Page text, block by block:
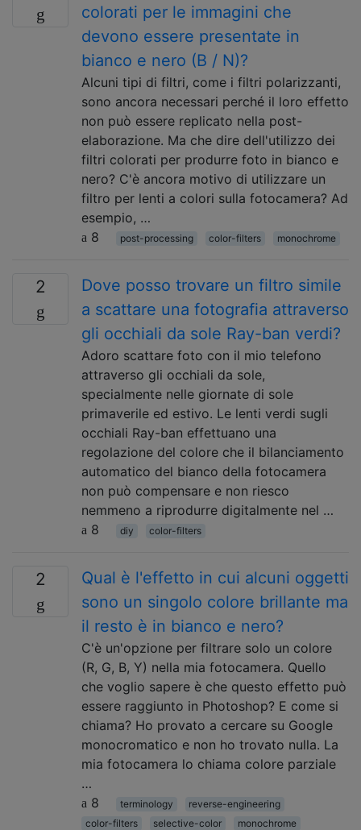
colorati per le immagini che
devono essere presentate in
bianco e nero (B / N)?
Alcuni tipi di filtri, come i filtri polarizzanti,
sono ancora necessari perché il loro effetto
non può essere replicato nella post-
elaborazione. Ma che dire dell'utilizzo dei
filtri colorati per produrre foto in bianco e
nero? C'è ancora motivo di utilizzare un
filtro per lenti a colori sulla fotocamera? Ad
esempio, …
8
post-processing color-filters monochrome
2
Dove posso trovare un filtro simile
a scattare una fotografia attraverso
gli occhiali da sole Ray-ban verdi?
Adoro scattare foto con il mio telefono
attraverso gli occhiali da sole,
specialmente nelle giornate di sole
primaverile ed estivo. Le lenti verdi sugli
occhiali Ray-ban effettuano una
regolazione del colore che il bilanciamento
automatico del bianco della fotocamera
non può compensare e non riesco
nemmeno a riprodurre digitalmente nel …
8
diy color-filters
2
Qual è l'effetto in cui alcuni oggetti
sono un singolo colore brillante ma
il resto è in bianco e nero?
C'è un'opzione per filtrare solo un colore
(R, G, B, Y) nella mia fotocamera. Quello
che voglio sapere è che questo effetto può
essere raggiunto in Photoshop? E come si
chiama? Ho provato a cercare su Google
monocromatico e non ho trovato nulla. La
mia fotocamera lo chiama colore parziale
…
8
terminology
reverse-engineering
color-filters
selective-color monochrome